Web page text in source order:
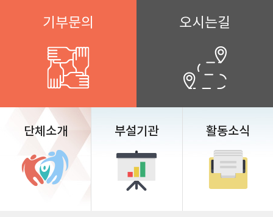
기부문의 오시는길
단체소개 부설기관 활동소식